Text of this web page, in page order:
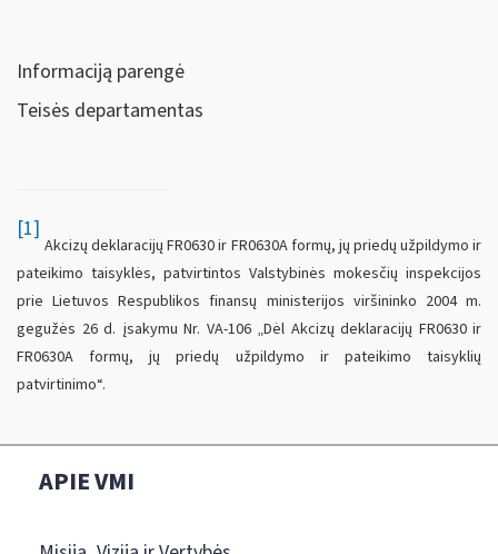
Informaciją parengė
Teisės departamentas
[1]
Akcizų deklaracijų FR0630 ir FR0630A formų, jų priedų užpildymo ir
pateikimo taisyklės, patvirtintos Valstybinės mokesčių inspekcijos
prie Lietuvos Respublikos finansų ministerijos viršininko 2004 m.
gegužės 26 d. įsakymu Nr. VA-106 „Dėl Akcizų deklaracijų FR0630 ir
FR0630A formų, jų priedų užpildymo ir pateikimo taisyklių
patvirtinimo“.
APIE VMI